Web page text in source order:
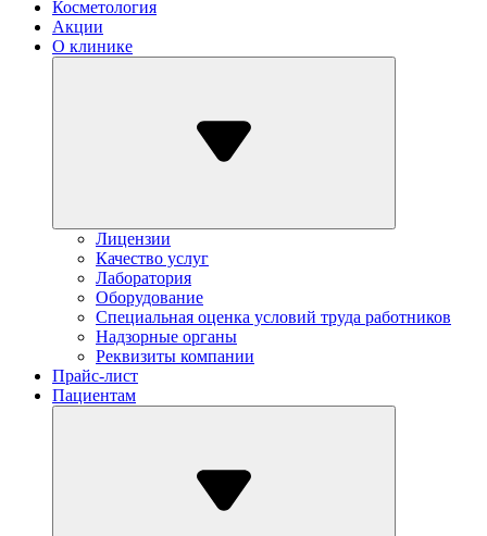
Косметология
Акции
О клинике
Лицензии
Качество услуг
Лаборатория
Оборудование
Специальная оценка условий труда работников
Надзорные органы
Реквизиты компании
Прайс-лист
Пациентам